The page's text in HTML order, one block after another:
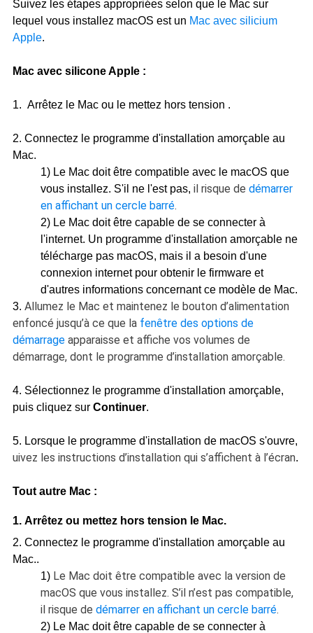
Suivez les étapes appropriées selon que le Mac sur
lequel vous installez macOS est un Mac avec silicium
Apple.
Mac avec silicone Apple :
1. Arrêtez le Mac ou le mettez hors tension .
2. Connectez le programme d'installation amorçable au
Mac.
1) Le Mac doit être compatible avec le macOS que
vous installez. S'il ne l'est pas, il risque de démarrer
en affichant un cercle barré.
2) Le Mac doit être capable de se connecter à
l'internet. Un programme d'installation amorçable ne
télécharge pas macOS, mais il a besoin d'une
connexion internet pour obtenir le firmware et
d'autres informations concernant ce modèle de Mac.
3. Allumez le Mac et maintenez le bouton d’alimentation
enfoncé jusqu’à ce que la fenêtre des options de
démarrageapparaisse et affiche vos volumes de
démarrage, dont le programme d’installation amorçable.
4. Sélectionnez le programme d'installation amorçable,
puis cliquez surContinuer.
5. Lorsque le programme d'installation de macOS s'ouvre,
uivez les instructions d’installation qui s’affichent à l’écran.
Tout autre Mac :
1. Arrêtez ou mettez hors tension le Mac.
2. Connectez le programme d'installation amorçable au
Mac..
1) Le Mac doit être compatible avec la version de
macOS que vous installez. S’il n’est pas compatible,
il risque de démarrer en affichant un cercle barré.
2) Le Mac doit être capable de se connecter à